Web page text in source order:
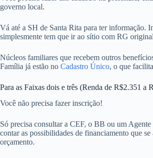
governo local.
Vá até a SH de Santa Rita para ter informação.
simplesmente tem que ir ao sítio com RG
Núcleos familiares que recebem outros
Família já estão no Cadastro Único, o que
Para as Faixas dois e três (Renda de R$2.351 a
Você não precisa fazer inscrição!
Só precisa consultar a CEF, o BB ou um
contar as possibilidades de financiamento que se
orçamento.